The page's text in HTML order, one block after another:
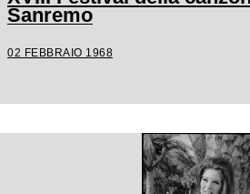
Sanremo
02 FEBBRAIO 1968